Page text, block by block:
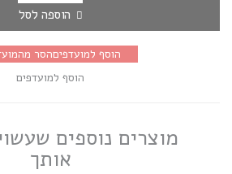
הוספה לסל
הוסף למועדפיםהסר
הוסף למועדפים
מוצרים נוספים
אותך